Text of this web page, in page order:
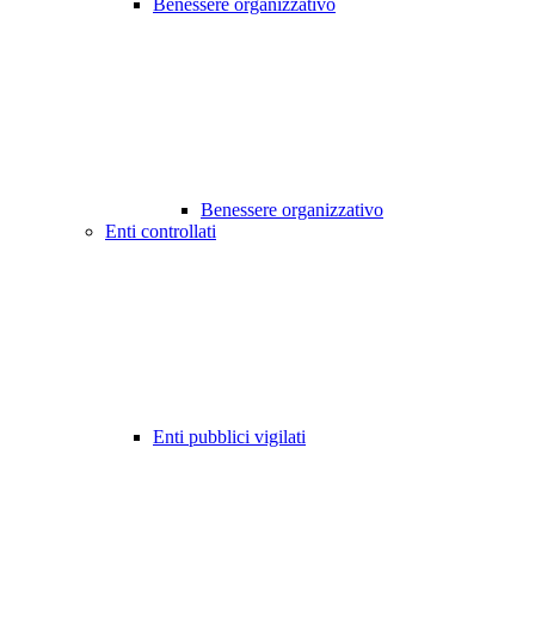
Benessere organizzativo
Benessere organizzativo
Enti controllati
Enti pubblici vigilati